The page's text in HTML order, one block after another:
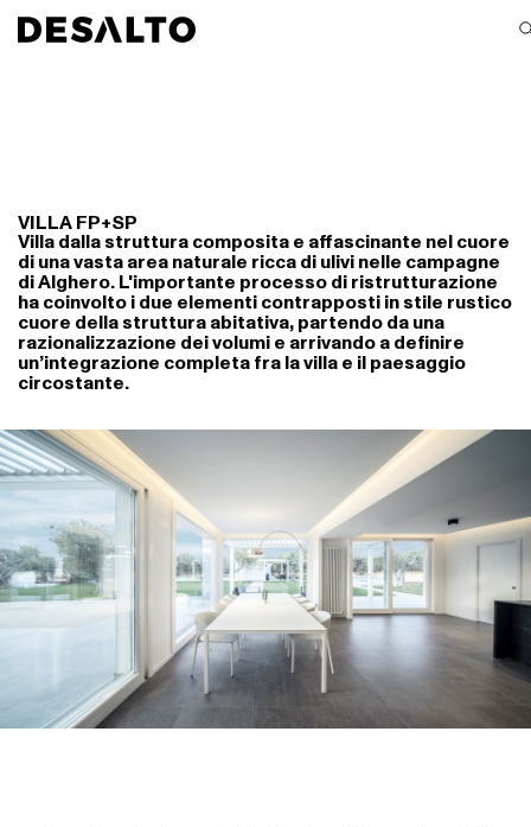
VILLA FP+SP
Villa dalla struttura composita e affascinante nel cuore
di una vasta area naturale ricca di ulivi nelle campagne
di Alghero. L'importante processo di ristrutturazione
ha coinvolto i due elementi contrapposti in stile rustico
cuore della struttura abitativa, partendo da una
razionalizzazione dei volumi e arrivando a definire
un’integrazione completa fra la villa e il paesaggio
circostante.